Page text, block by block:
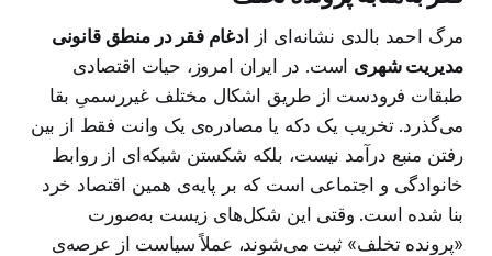
مرگ احمد بالدی نشانه‌ای از ادغام فقر در منطق قانونی
مدیریت شهری است. در ایران امروز، حیات اقتصادی
طبقات فرودست از طریق اشکال مختلف غیررسمیِ بقا
می‌گذرد. تخریب یک دکه یا مصادره‌ی یک وانت فقط از بین
رفتن منبع درآمد نیست، بلکه شکستن شبکه‌ای از روابط
خانوادگی و اجتماعی است که بر پایه‌ی همین اقتصاد خرد
بنا شده است. وقتی این شکل‌های زیست به‌صورت
«پرونده تخلف» ثبت می‌شوند، عملاً سیاست از عرصه‌ی